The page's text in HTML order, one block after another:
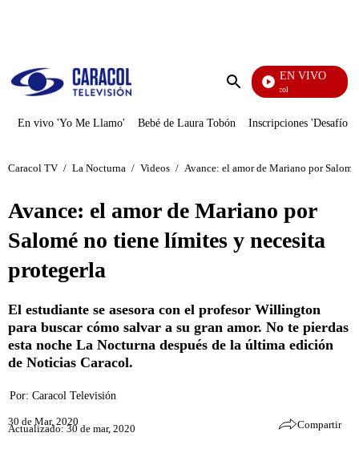
Enviar
EN VIVO
Noticias Caracol
En vivo 'Yo Me Llamo' Bebé de Laura Tobón Inscripciones 'Desafío'
Caracol TV / La Nocturna / Videos / Avance: el amor de Mariano por
Avance: el amor de Mariano por
Salomé no tiene límites y necesita
protegerla
El estudiante se asesora con el profesor Willington
para buscar cómo salvar a su gran amor. No te pierdas
esta noche La Nocturna después de la última edición
de Noticias Caracol.
Por: Caracol Televisión
30 de Mar, 2020
Actualizado: 30 de mar, 2020 Compartir